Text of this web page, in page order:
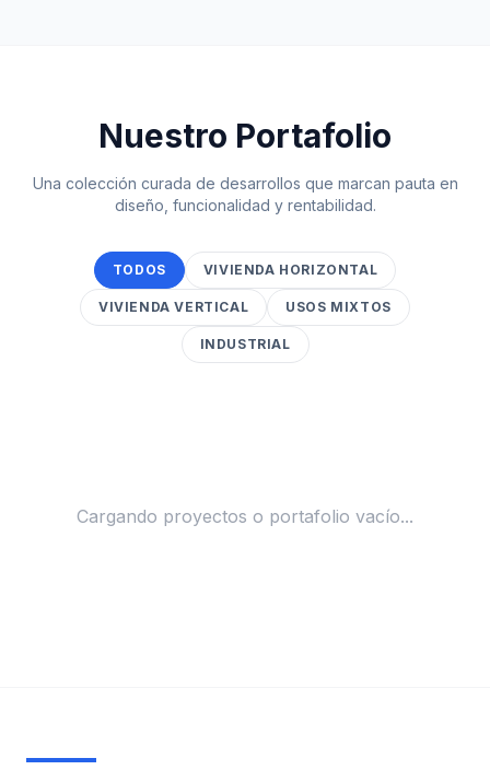
Nuestro Portafolio
Una colección curada de desarrollos que marcan pauta en
diseño, funcionalidad y rentabilidad.
TODOS VIVIENDA HORIZONTAL
VIVIENDA VERTICAL USOS MIXTOS
INDUSTRIAL
Cargando proyectos o portafolio vacío...